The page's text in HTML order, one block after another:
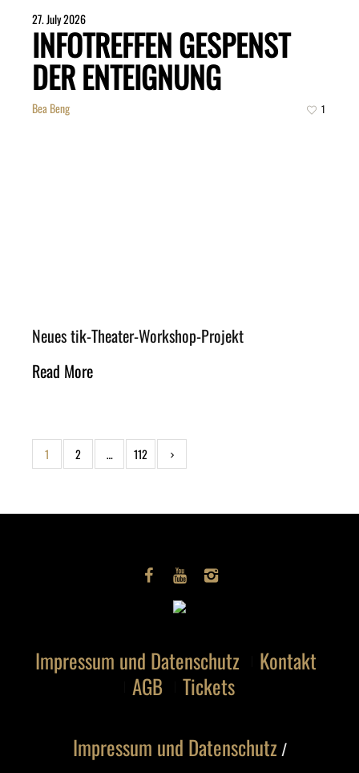
27. July 2026
INFOTREFFEN GESPENST
DER ENTEIGNUNG
Bea Beng 1
Neues tik-Theater-Workshop-Projekt
Read More
1 2 … 112
Impressum und Datenschutz
Kontakt
AGB
Tickets
Impressum und Datenschutz /